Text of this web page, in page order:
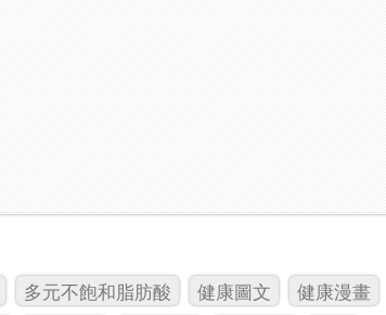
多元不飽和脂肪酸 健康圖文 健康漫畫